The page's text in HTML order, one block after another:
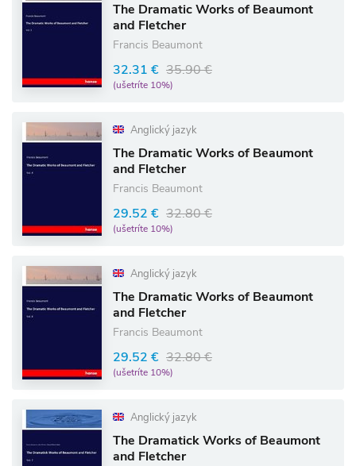
The Dramatic Works of Beaumont
and Fletcher
Francis Beaumont
32.31 € 35.90 €
(ušetríte 10%)
Anglický jazyk
The Dramatic Works of Beaumont
and Fletcher
Francis Beaumont
29.52 € 32.80 €
(ušetríte 10%)
Anglický jazyk
The Dramatic Works of Beaumont
and Fletcher
Francis Beaumont
29.52 € 32.80 €
(ušetríte 10%)
Anglický jazyk
The Dramatick Works of Beaumont
and Fletcher